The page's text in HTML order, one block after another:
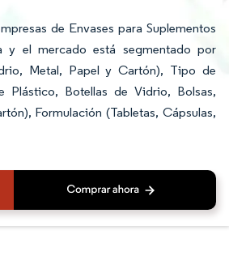
de Envases para Suplementos
y el mercado está segmentado por
Metal, Papel y Cartón), Tipo de
Plástico, Botellas de Vidrio, Bolsas,
Formulación (Tabletas, Cápsulas,